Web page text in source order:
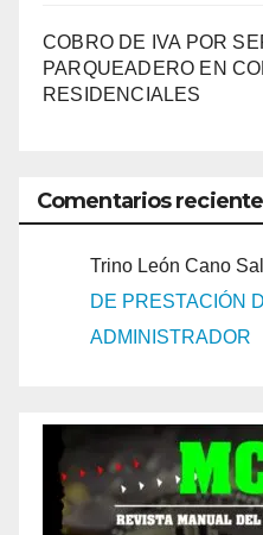
COBRO DE IVA POR
PARQUEADERO EN
RESIDENCIALES
Comentarios
Trino León Cano
DE PRESTACIÓN
ADMINISTRADOR